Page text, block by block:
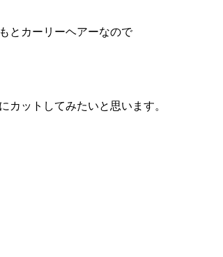
とカーリーヘアーなので
カットしてみたいと思います。